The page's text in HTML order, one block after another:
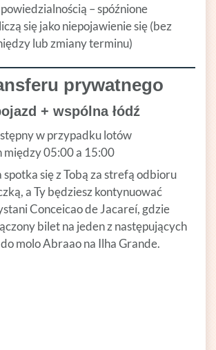
– spóźnione
się jako niepojawienie się (bez
lub zmiany terminu)
prywatnego
+ wspólna łódź
w przypadku lotów
między 05:00 a 15:00
się z Tobą za strefą odbioru
a Ty będziesz kontynuować
Conceicao de Jacareí, gdzie
bilet na jeden z następujących
molo Abraao na Ilha Grande.